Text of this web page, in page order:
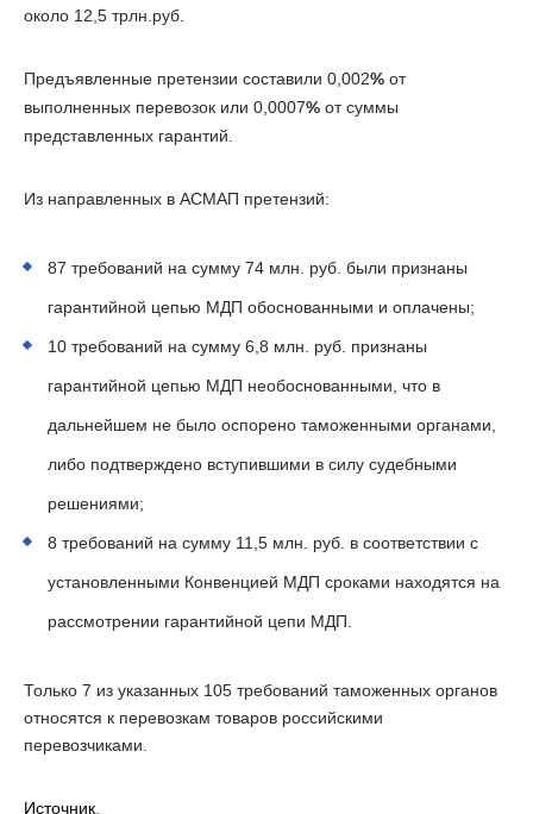
около 12,5 трлн.руб.
Предъявленные претензии составили 0,002% от
выполненных перевозок или 0,0007% от суммы
представленных гарантий.
Из направленных в АСМАП претензий:
87 требований на сумму 74 млн. руб. были признаны
гарантийной цепью МДП обоснованными и оплачены;
10 требований на сумму 6,8 млн. руб. признаны
гарантийной цепью МДП необоснованными, что в
дальнейшем не было оспорено таможенными органами,
либо подтверждено вступившими в силу судебными
решениями;
8 требований на сумму 11,5 млн. руб. в соответствии с
установленными Конвенцией МДП сроками находятся на
рассмотрении гарантийной цепи МДП.
Только 7 из указанных 105 требований таможенных органов
относятся к перевозкам товаров российскими
перевозчиками.
Источник.